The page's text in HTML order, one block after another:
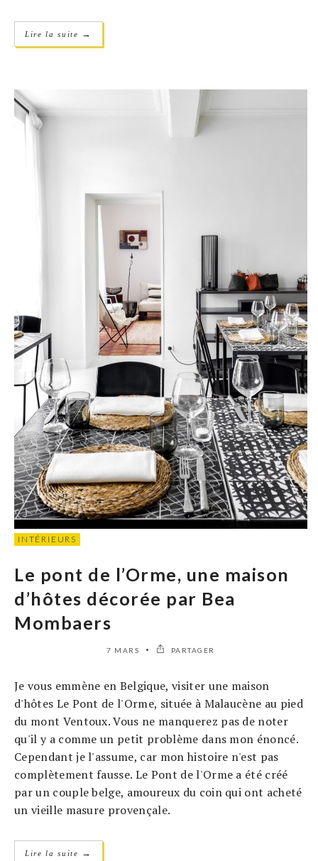
Lire la suite →
INTÉRIEURS
Le pont de l’Orme, une maison
d’hôtes décorée par Bea
Mombaers
7 MARS PARTAGER
Je vous emmène en Belgique, visiter une maison
d'hôtes Le Pont de l'Orme, située à Malaucène au pied
du mont Ventoux. Vous ne manquerez pas de noter
qu'il y a comme un petit problème dans mon énoncé.
Cependant je l'assume, car mon histoire n'est pas
complètement fausse. Le Pont de l'Orme a été créé
par un couple belge, amoureux du coin qui ont acheté
un vieille masure provençale.
Lire la suite →